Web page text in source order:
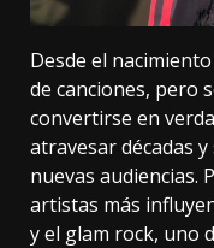
Desde el
de canciones, pero
convertirse en
atravesar décadas
nuevas audiencias.
artistas más
y el glam rock, uno